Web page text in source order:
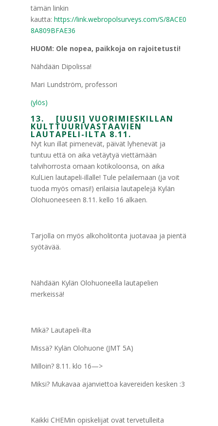
tämän linkin
kautta: https://link.webropolsurveys.com/S/8ACE0
8A809BFAE36
HUOM: Ole nopea, paikkoja on rajoitetusti!
Nähdään Dipolissa!
Mari Lundström, professori
(ylös)
13. [UUSI] VUORIMIESKILLAN
KULTTUURIVASTAAVIEN
LAUTAPELI-ILTA 8.11.
Nyt kun illat pimenevät, päivät lyhenevät ja
tuntuu että on aika vetäytyä viettämään
talvihorrosta omaan kotikoloonsa, on aika
KulLien lautapeli-illalle! Tule pelailemaan (ja voit
tuoda myös omasi!) erilaisia lautapelejä Kylän
Olohuoneeseen 8.11. kello 16 alkaen.
Tarjolla on myös alkoholitonta juotavaa ja pientä
syötävää.
Nähdään Kylän Olohuoneella lautapelien
merkeissä!
Mikä? Lautapeli-ilta
Missä? Kylän Olohuone (JMT 5A)
Milloin? 8.11. klo 16—>
Miksi? Mukavaa ajanviettoa kavereiden kesken :3
Kaikki CHEMin opiskelijat ovat tervetulleita